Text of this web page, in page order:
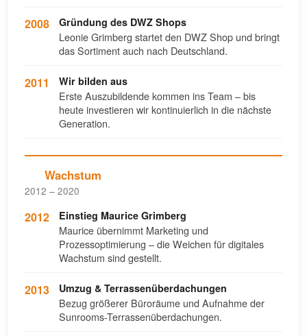
2008 Gründung des DWZ Shops
Leonie Grimberg startet den DWZ Shop und bringt
das Sortiment auch nach Deutschland.
2011 Wir bilden aus
Erste Auszubildende kommen ins Team – bis
heute investieren wir kontinuierlich in die nächste
Generation.
Wachstum
2012 – 2020
2012 Einstieg Maurice Grimberg
Maurice übernimmt Marketing und
Prozessoptimierung – die Weichen für digitales
Wachstum sind gestellt.
2013 Umzug & Terrassenüberdachungen
Bezug größerer Büroräume und Aufnahme der
Sunrooms-Terrassenüberdachungen.